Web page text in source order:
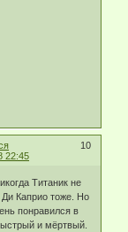
10
22:45
Титаник не
Каприо тоже. Но
понравился в
и мёртвый.